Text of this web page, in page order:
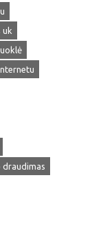
uk